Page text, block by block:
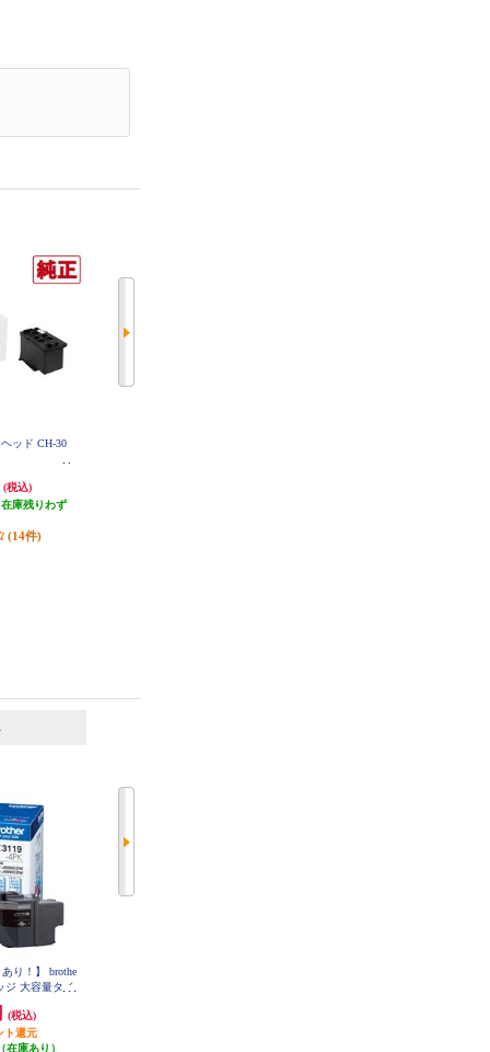
ッド CH-30
(税込)
庫残りわず
(14件)
り！】 brothe
ジ 大容量タイ
(税込)
ト還元
在庫あり）